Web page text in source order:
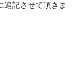
追記させて頂きま